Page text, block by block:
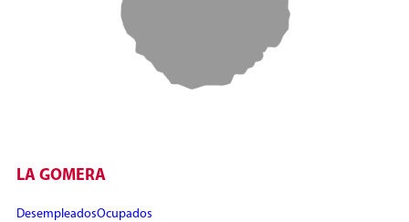
LA GOMERA
DesempleadosOcupados